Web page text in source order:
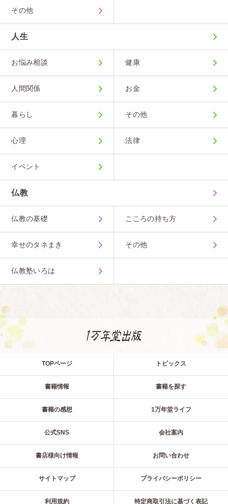
その他
人生
お悩み相談 健康
人間関係 お金
暮らし その他
心理 法律
イベント
仏教
仏教の基礎 こころの持ち方
幸せのタネまき その他
仏教塾いろは
TOPページ トピックス
書籍情報 書籍を探す
書籍の感想 1万年堂ライフ
公式SNS 会社案内
書店様向け情報 お問い合わせ
サイトマップ プライバシーポリシー
利用規約 特定商取引法に基づく表記